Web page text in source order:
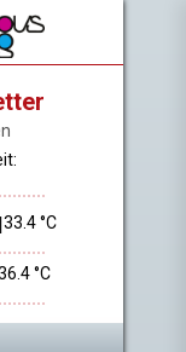
|33.4 °C
°C